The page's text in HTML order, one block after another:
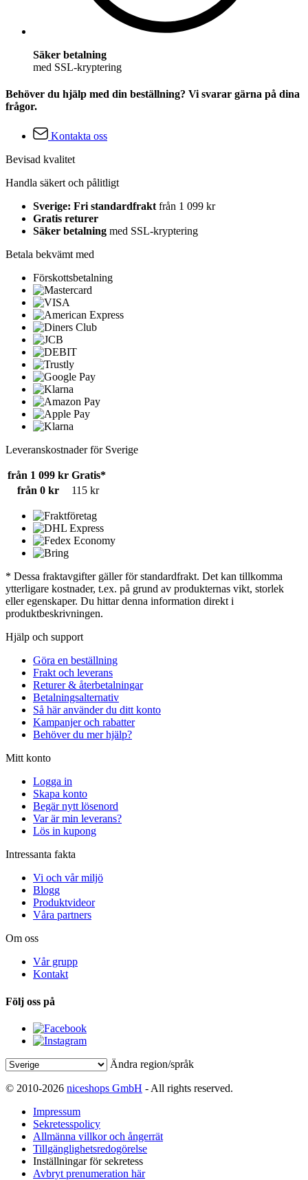
Säker betalning
med SSL-kryptering
Behöver du hjälp med din beställning? Vi svarar gärna på dina
frågor.
Kontakta oss
Bevisad kvalitet
Handla säkert och pålitligt
Sverige: Fri standardfraktfrån 1 099 kr
Gratis returer
Säker betalning med SSL-kryptering
Betala bekvämt med
Förskottsbetalning
Leveranskostnader för Sverige
från 1 099 kr Gratis*
från 0 kr
115 kr
* Dessa fraktavgifter gäller för standardfrakt. Det kan tillkomma
ytterligare kostnader, t.ex. på grund av produkternas vikt, storlek
eller egenskaper. Du hittar denna information direkt i
produktbeskrivningen.
Hjälp och support
Göra en beställning
Frakt och leverans
Returer & återbetalningar
Betalningsalternativ
Så här använder du ditt konto
Kampanjer och rabatter
Behöver du mer hjälp?
Mitt konto
Logga in
Skapa konto
Begär nytt lösenord
Var är min leverans?
Lös in kupong
Intressanta fakta
Vi och vår miljö
Blogg
Produktvideor
Våra partners
Om oss
Vår grupp
Kontakt
Följ oss på
Ändra region/språk
© 2010-2026 niceshops GmbH - All rights reserved.
Impressum
Sekretesspolicy
Allmänna villkor och ångerrät
Tillgänglighetsredogörelse
Inställningar för sekretess
Avbryt prenumeration här